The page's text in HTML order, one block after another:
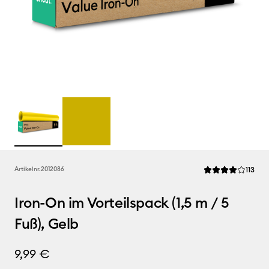
Artikelnr.2012086 Die 113
Iron-On im Vorteilspack (1,5 m / 5
Fuß), Gelb
9,99 €